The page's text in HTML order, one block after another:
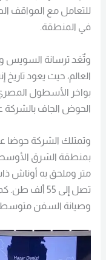
للتعامل مع المواقف
في المنطقة.
وتٌغد ترسانة السويس
العالم، حيث يعود
بواخر الأسطول
الحوض الجاف بالشركة عام
وتمتلك الشركة حوضا
متر وملحق به أوناش
تصل إلى 55
وصيانة السفن